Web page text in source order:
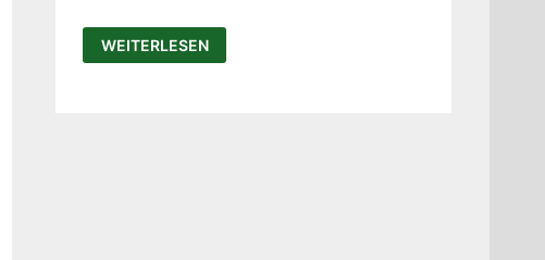
BAIKI
TEST:
FLEXIBLES
WEITERLESEN